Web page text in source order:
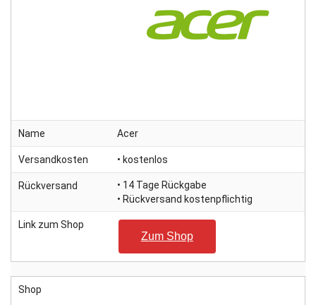
Name Acer
Versandkosten • kostenlos
Rückversand
• 14 Tage Rückgabe
• Rückversand kostenpflichtig
Link zum Shop
Zum Shop
Shop